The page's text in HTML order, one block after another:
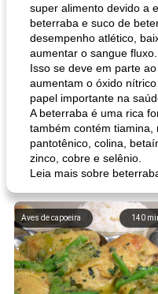
super alimento devido a
beterraba e suco de
desempenho atlético,
aumentar o sangue fluxo.
Isso se deve em parte
aumentam o óxido
papel importante na
A beterraba é uma rica
também contém tiamina,
pantotênico, colina,
zinco, cobre e selênio.
Leia mais sobre
140
Aves de capoeira